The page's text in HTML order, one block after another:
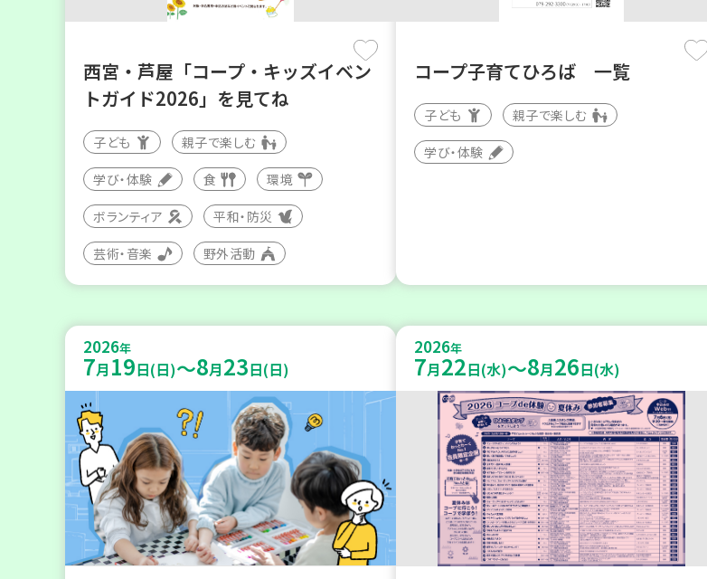
西宮・芦屋「コープ・キッズイベン
トガイド2026」を見てね
子ども 親子で楽しむ
学び・体験 食 環境
ボランティア 平和・防災
芸術・音楽 野外活動
コープ子育てひろば 一覧
子ども 親子で楽しむ
学び・体験
2026年
7月 19日(日)～8月23日(日)
2026年
7月22日(水)～8月26日(水)